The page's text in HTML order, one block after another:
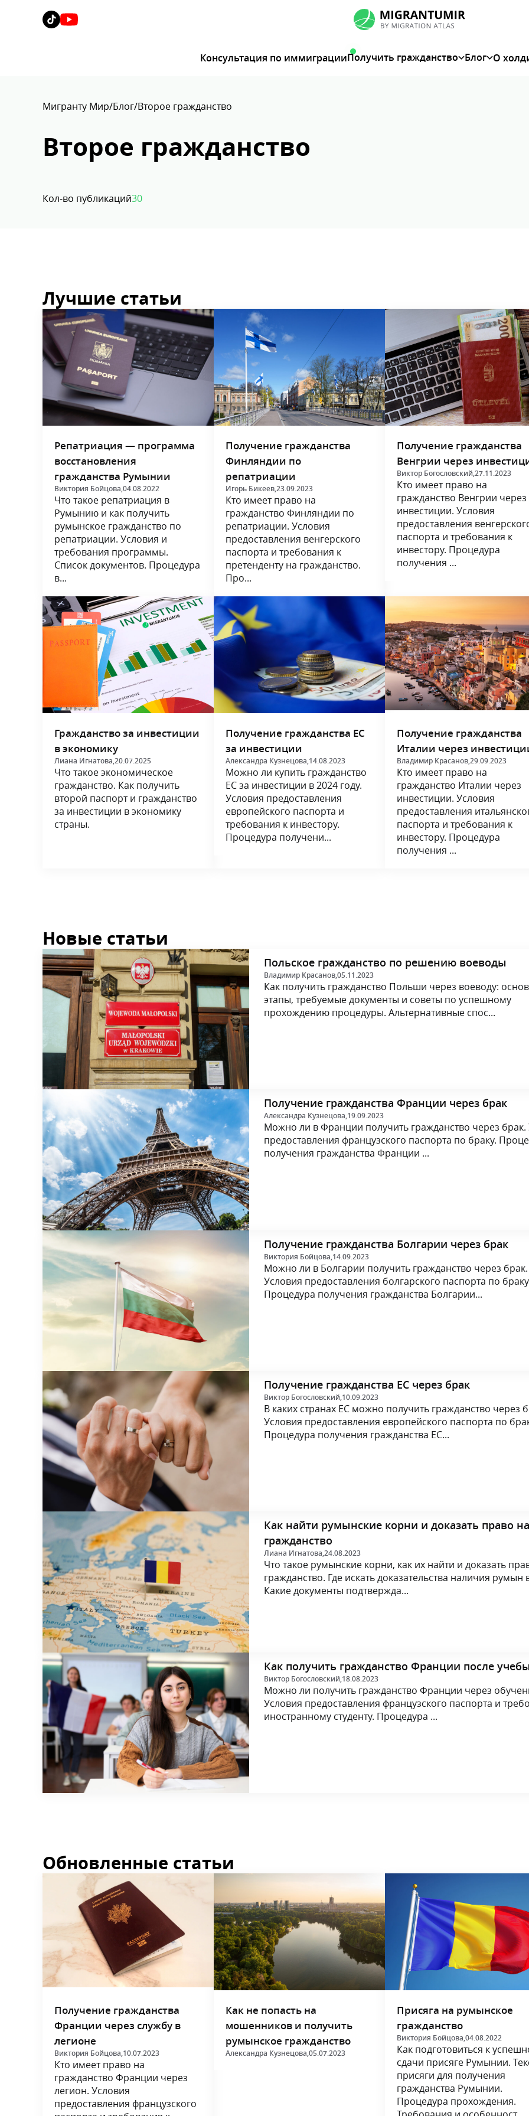
Консультация по иммиграцииПолучить гражданство Блог О
Мигранту Мир Блог Второе гражданство
Второе гражданство
Кол-во публикаций30
Лучшие статьи
Репатриация — программа
восстановления
гражданства Румынии
Виктория Бойцова,04.08.2022
Что такое репатриация в
Румынию и как получить
румынское гражданство по
репатриации. Условия и
требования программы.
Список документов. Процедура
в...
Получение гражданства
Финляндии по
репатриации
Игорь Бикеев,23.09.2023
Кто имеет право на
гражданство Финляндии по
репатриации. Условия
предоставления венгерского
паспорта и требования к
претенденту на гражданство.
Про...
Получение гражданства
Венгрии через
Виктор Богословский,27.11.2023
Кто имеет право на
гражданство Венгрии через
инвестиции. Условия
предоставления
паспорта и требования к
инвестору. Процедура
получения ...
Гражданство за инвестиции
в экономику
Лиана Игнатова,20.07.2025
Что такое экономическое
гражданство. Как получить
второй паспорт и гражданство
за инвестиции в экономику
страны.
Получение гражданства ЕС
за инвестиции
Александра Кузнецова,14.08.2023
Можно ли купить гражданство
ЕС за инвестиции в 2024 году.
Условия предоставления
европейского паспорта и
требования к инвестору.
Процедура получени...
Получение гражданства
Италии через
Владимир Красанов,29.09.2023
Кто имеет право на
гражданство Италии через
инвестиции. Условия
предоставления
паспорта и требования к
инвестору. Процедура
получения ...
Новые статьи
Польское гражданство по решению воеводы
Владимир Красанов,05.11.2023
Как получить гражданство Польши через воеводу:
этапы, требуемые документы и советы по успешному
прохождению процедуры. Альтернативные спос...
Получение гражданства Франции через брак
Александра Кузнецова,19.09.2023
Можно ли в Франции получить гражданство через брак.
предоставления французского паспорта по браку.
получения гражданства Франции ...
Получение гражданства Болгарии через брак
Виктория Бойцова,14.09.2023
Можно ли в Болгарии получить гражданство через брак.
Условия предоставления болгарского паспорта по
Процедура получения гражданства Болгарии...
Получение гражданства ЕС через брак
Виктор Богословский,10.09.2023
В каких странах ЕС можно получить гражданство через
Условия предоставления европейского паспорта по
Процедура получения гражданства ЕС...
Как найти румынские корни и доказать право на
гражданство
Лиана Игнатова,24.08.2023
Что такое румынские корни, как их найти и доказать
гражданство. Где искать доказательства наличия румын
Какие документы подтвержда...
Как получить гражданство Франции после
Виктор Богословский,18.08.2023
Можно ли получить гражданство Франции через
Условия предоставления французского паспорта и
иностранному студенту. Процедура ...
Обновленные статьи
Получение гражданства
Франции через службу в
легионе
Виктория Бойцова,10.07.2023
Кто имеет право на
гражданство Франции через
легион. Условия
предоставления французского
Как не попасть на
мошенников и получить
румынское гражданство
Александра Кузнецова,05.07.2023
Присяга на румынское
гражданство
Виктория Бойцова,04.08.2022
Как подготовиться к
сдачи присяге Румынии.
присяги для получения
гражданства Румынии.
Процедура прохождения.